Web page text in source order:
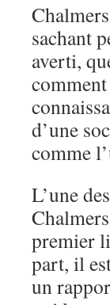
sachant
averti,
d’une
comme
L’une
premier
part, il
un